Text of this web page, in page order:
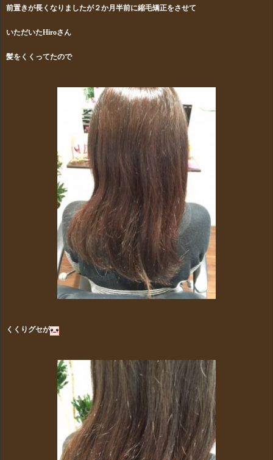
前置きが長くなりましたが２か月半前に縮毛矯正をさせて
いただいたHiroさん
髪をくくってたので
くくりグセが